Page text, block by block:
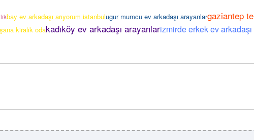
bay ev arkadaşı arıyorum istanbulugur mumcu ev arkadaşı arayanlargaziantep te
kiralık odakadıköy ev arkadaşı arayanlarizmirde erkek ev arkadaşı